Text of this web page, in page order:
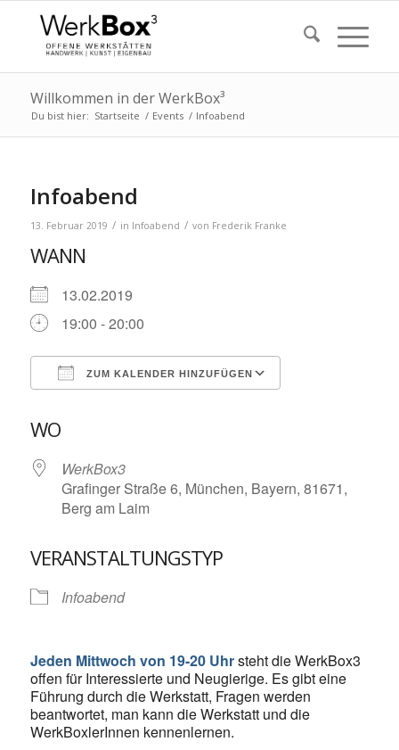
Willkommen in der WerkBox³
Du bist hier: Startseite / Events / Infoabend
Infoabend
13. Februar 2019 / in Infoabend / von Frederik Franke
WANN
13.02.2019
19:00 - 20:00
ZUM KALENDER HINZUFÜGEN
WO
WerkBox3
Grafinger Straße 6, München, Bayern, 81671,
Berg am Laim
VERANSTALTUNGSTYP
Infoabend
Jeden Mittwoch von 19-20 Uhrsteht die WerkBox3
offen für Interessierte und Neugierige. Es gibt eine
Führung durch die Werkstatt, Fragen werden
beantwortet, man kann die Werkstatt und die
WerkBoxlerInnen kennenlernen.